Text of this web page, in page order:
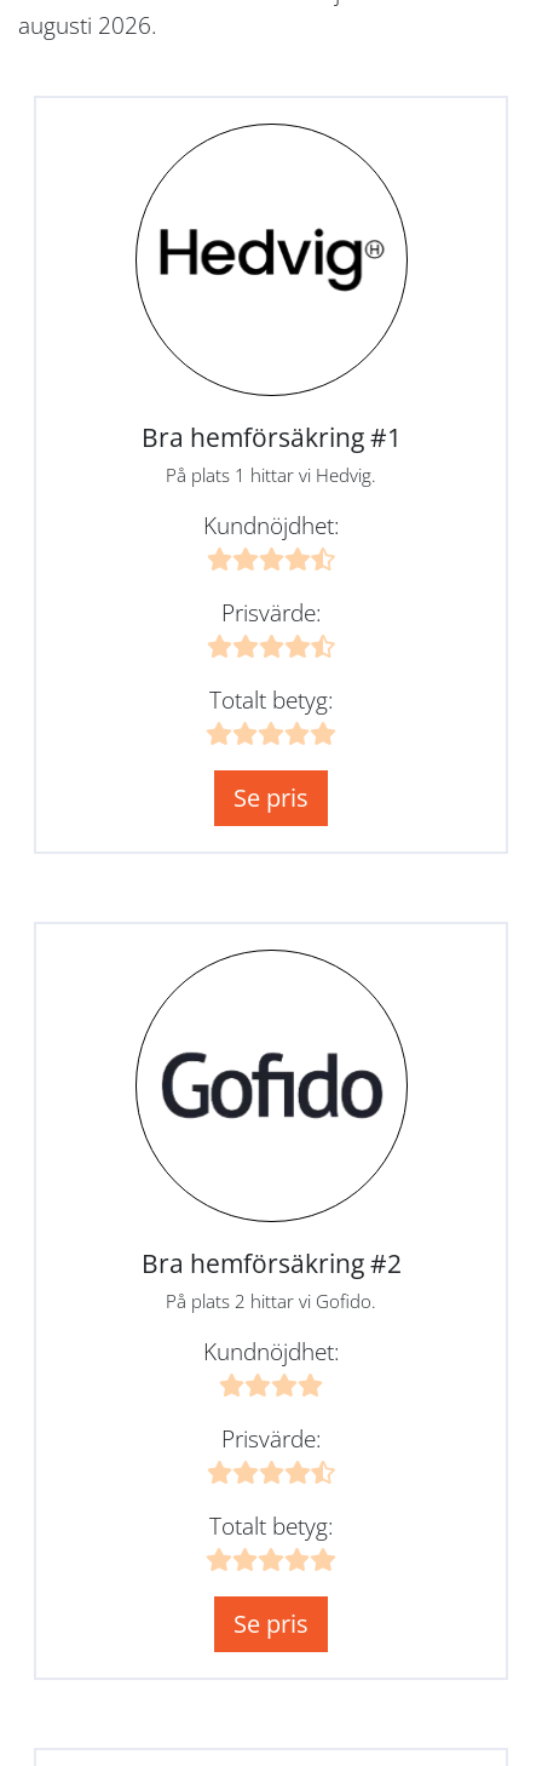
augusti 2026.
Bra hemförsäkring #1
På plats 1 hittar vi Hedvig.
Kundnöjdhet:
Prisvärde:
Totalt betyg:
Se pris
Bra hemförsäkring #2
På plats 2 hittar vi Gofido.
Kundnöjdhet:
Prisvärde:
Totalt betyg:
Se pris